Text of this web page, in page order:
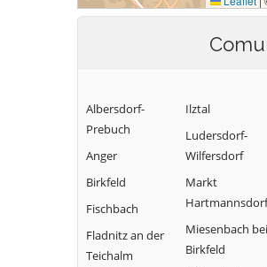
Albersdorf-
Prebuch
Anger
Birkfeld
Fischbach
Fladnitz an der
Teichalm
Ilztal
Ludersdorf-
Wilfersdorf
Markt
Hartmannsdorf
Miesenbach bei
Birkfeld